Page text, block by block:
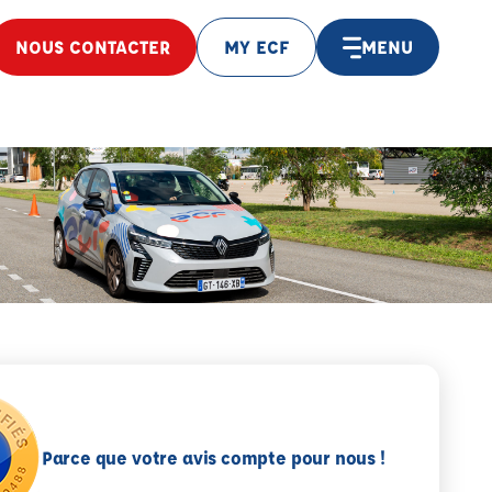
NOUS CONTACTER MY ECF MENU
Parce que votre avis compte pour nous !